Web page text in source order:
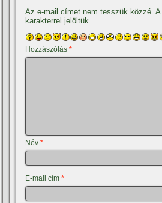
Az e-mail címet nem tesszük közzé.
karakterrel jelöltük
Hozzászólás*
Név*
E-mail cím*